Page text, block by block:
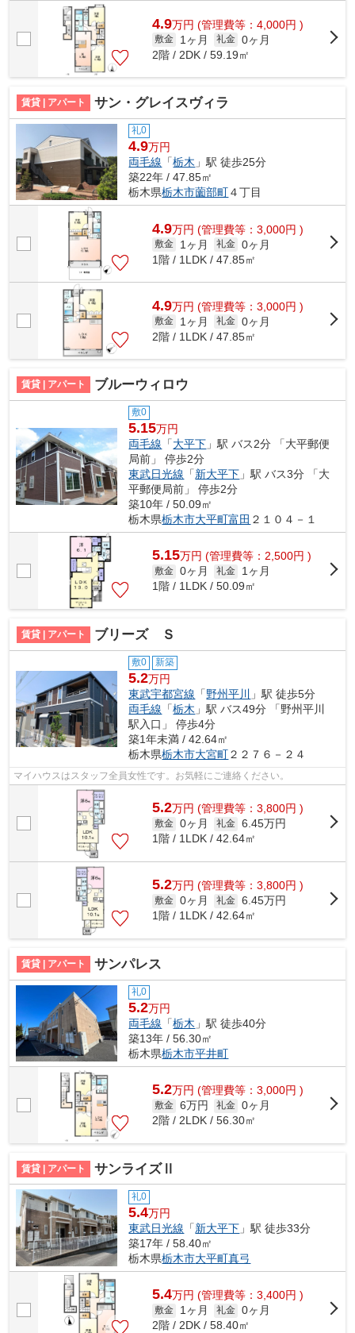
4.9万円 (管理費等：4,000円 )
敷金 1ヶ月 礼金 0ヶ月
2階 / 2DK / 59.19㎡
賃貸 | アパート サン・グレイスヴィラ
礼0
4.9万円
両毛線 「栃木 」駅 徒歩25分
築22年 / 47.85㎡
栃木県栃木市薗部町４丁目
4.9万円 (管理費等：3,000円 )
敷金 1ヶ月 礼金 0ヶ月
1階 / 1LDK / 47.85㎡
4.9万円 (管理費等：3,000円 )
敷金 1ヶ月 礼金 0ヶ月
2階 / 1LDK / 47.85㎡
賃貸 | アパート ブルーウィロウ
敷0
5.15万円
両毛線 「大平下 」駅 バス2分 「大平郵便
局前」 停歩2分
東武日光線 「新大平下 」駅 バス3分 「大
平郵便局前」 停歩2分
築10年 / 50.09㎡
栃木県栃木市大平町富田 ２１０４－１
5.15万円 (管理費等：2,500円 )
敷金 0ヶ月 礼金
1ヶ月
1階 / 1LDK / 50.09㎡
賃貸 | アパート ブリーズ Ｓ
敷0 新築
5.2万円
東武宇都宮線 「野州平川
」駅 徒歩5分
両毛線 「栃木 」駅 バス49分 「野州平川
駅入口」 停歩4分
築1年未満 / 42.64㎡
栃木県栃木市大宮町２２７６－２４
マイハウスはスタッフ全員女性です。お気軽にご連絡ください。
5.2万円 (管理費等：3,800円 )
敷金 0ヶ月 礼金 6.45万円
1階 / 1LDK / 42.64㎡
5.2万円 (管理費等：3,800円 )
敷金 0ヶ月 礼金 6.45万円
1階 / 1LDK / 42.64㎡
賃貸 | アパート サンパレス
礼0
5.2万円
両毛線 「栃木 」駅 徒歩40分
築13年 / 56.30㎡
栃木県栃木市平井町
5.2万円 (管理費等：3,000円 )
敷金 6万円 礼金 0ヶ月
2階 / 2LDK / 56.30㎡
賃貸 | アパート サンライズⅡ
礼0
5.4万円
東武日光線 「新大平下 」駅 徒歩33分
築17年 / 58.40㎡
栃木県栃木市大平町真弓
5.4万円 (管理費等：3,400円 )
敷金 1ヶ月 礼金 0ヶ月
2階 / 2DK / 58.40㎡